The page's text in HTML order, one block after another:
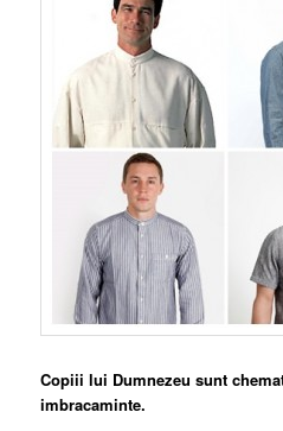
Copiii lui Dumnezeu sunt
imbracaminte.